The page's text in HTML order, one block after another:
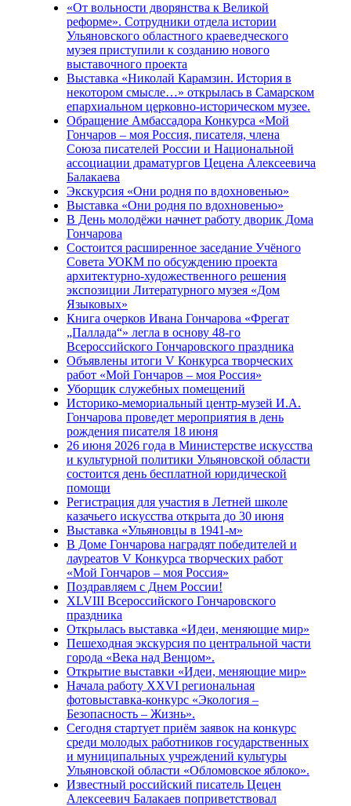
«От вольности дворянства к Великой
реформе». Сотрудники отдела истории
Ульяновского областного краеведческого
музея приступили к созданию нового
выставочного проекта
Выставка «Николай Карамзин. История в
некотором смысле…» открылась в Самарском
епархиальном церковно-историческом музее.
Обращение Амбассадора Конкурса «Мой
Гончаров – моя Россия, писателя, члена
Союза писателей России и Национальной
ассоциации драматургов Цецена Алексеевича
Балакаева
Экскурсия «Они родня по вдохновенью»
Выставка «Они родня по вдохновенью»
В День молодёжи начнет работу дворик Дома
Гончарова
Состоится расширенное заседание Учёного
Совета УОКМ по обсуждению проекта
архитектурно-художественного решения
экспозиции Литературного музея «Дом
Языковых»
Книга очерков Ивана Гончарова «Фрегат
„Паллада“» легла в основу 48-го
Всероссийского Гончаровского праздника
Объявлены итоги V Конкурса творческих
работ «Мой Гончаров – моя Россия»
Уборщик служебных помещений
Историко-мемориальный центр-музей И.А.
Гончарова проведет мероприятия в день
рождения писателя 18 июня
26 июня 2026 года в Министерстве искусства
и культурной политики Ульяновской области
состоится день бесплатной юридической
помощи
Регистрация для участия в Летней школе
казачьего искусства открыта до 30 июня
Выставка «Ульяновцы в 1941-м»
В Доме Гончарова наградят победителей и
лауреатов V Конкурса творческих работ
«Мой Гончаров – моя Россия»
Поздравляем с Днем России!
XLVIII Всероссийского Гончаровского
праздника
Открылась выставка «Идеи, меняющие мир»
Пешеходная экскурсия по центральной части
города «Века над Венцом».
Открытие выставки «Идеи, меняющие мир»
Начала работу XXVI региональная
фотовыставка-конкурс «Экология –
Безопасность – Жизнь».
Сегодня стартует приём заявок на конкурс
среди молодых работников государственных
и муниципальных учреждений культуры
Ульяновской области «Обломовское яблоко».
Известный российский писатель Цецен
Алексеевич Балакаев поприветствовал